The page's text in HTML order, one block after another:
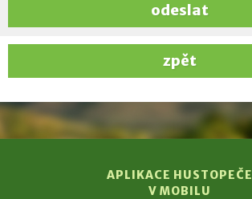
odeslat
zpět
APLIKACE HUSTOPEČE
V MOBILU